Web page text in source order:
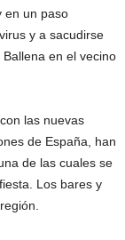
en un paso
y a sacudirse
en el vecino
las nuevas
de España, han
de las cuales se
Los bares y